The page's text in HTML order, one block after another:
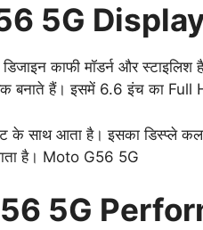
5G
काफी मॉडर्न और स्टाइलिश
बनाते हैं। इसमें 6.6 इंच का Full
के साथ आता है। इसका डिस्प्ले
है। Moto G56 5G
5G